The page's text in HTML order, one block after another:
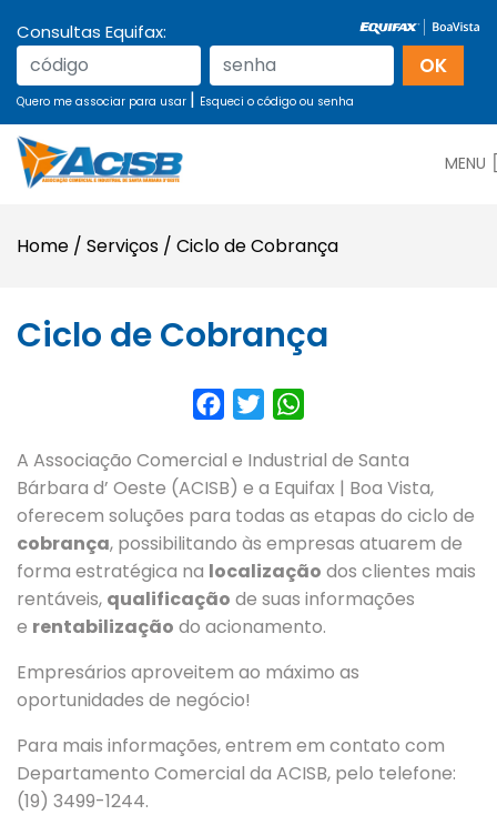
Consultas Equifax:
Quero me associar para usar | Esqueci o código ou senha
MENU
Home / Serviços / Ciclo de Cobrança
Ciclo de Cobrança
Facebook
Twitter
A Associação Comercial e Industrial de Santa
Bárbara d’ Oeste (ACISB) e a Equifax | Boa Vista,
oferecem soluções para todas as etapas do ciclo de
cobrança, possibilitando às empresas atuarem de
forma estratégica na localização dos clientes mais
rentáveis, qualificação de suas informações
e rentabilização do acionamento.
Empresários aproveitem ao máximo as
oportunidades de negócio!
Para mais informações, entrem em contato com
Departamento Comercial da ACISB, pelo telefone:
(19) 3499-1244.